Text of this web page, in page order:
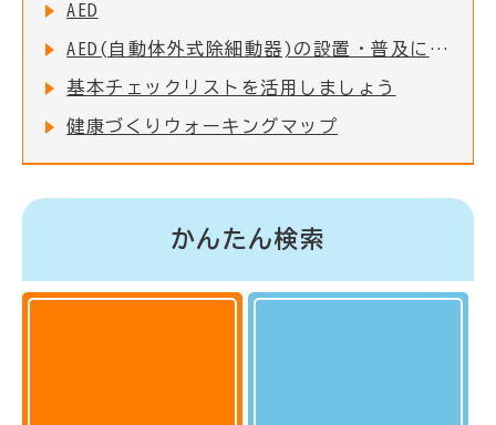
AED
AED(自動体外式除細動器)の設置・普及について
基本チェックリストを活用しましょう
健康づくりウォーキングマップ
かんたん検索